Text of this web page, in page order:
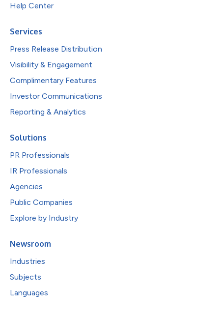
Help Center
Services
Press Release Distribution
Visibility & Engagement
Complimentary Features
Investor Communications
Reporting & Analytics
Solutions
PR Professionals
IR Professionals
Agencies
Public Companies
Explore by Industry
Newsroom
Industries
Subjects
Languages